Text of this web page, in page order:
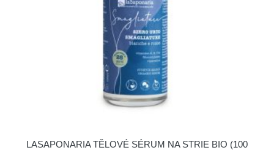
LASAPONARIA TĚLOVÉ SÉRUM NA STRIE BIO (100